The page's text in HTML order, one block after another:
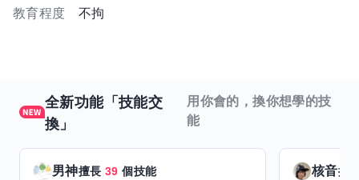
教育程度 不拘
全新功能「技能交
換」
用你會的，換你想學的技
能
男神擅長39 個技能 核音擅